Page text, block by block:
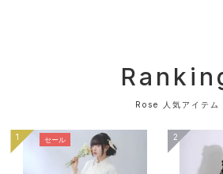
時にメールが届きます。
※再販がない商品もございます。ご
《素材》[本体]ポリエステル :
Rose 人気アイテム
1 セール 2